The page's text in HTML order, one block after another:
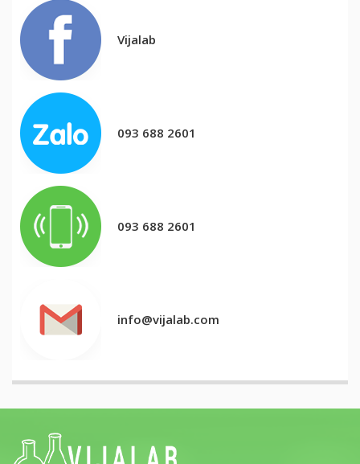
Vijalab
093 688 2601
093 688 2601
info@vijalab.com